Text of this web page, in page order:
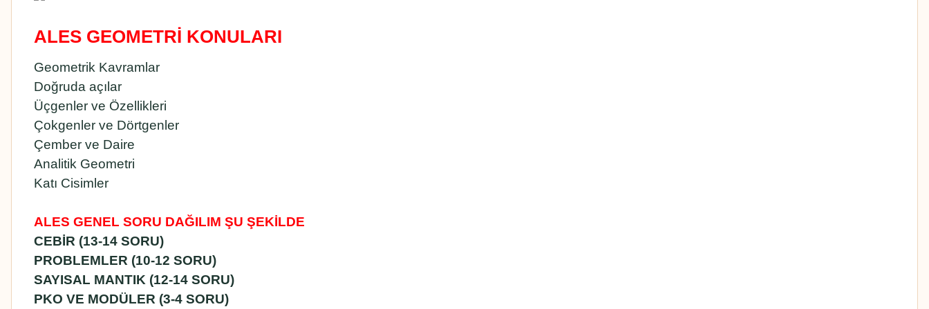
ALES GEOMETRİ KONULARI
Geometrik Kavramlar
Doğruda açılar
Üçgenler ve Özellikleri
Çokgenler ve Dörtgenler
Çember ve Daire
Analitik Geometri
Katı Cisimler
ALES GENEL SORU DAĞILIM ŞU ŞEKİLDE
CEBİR (13-14 SORU)
PROBLEMLER (10-12 SORU)
SAYISAL MANTIK (12-14 SORU)
PKO VE MODÜLER (3-4 SORU)